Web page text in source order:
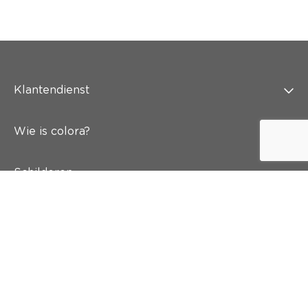
Klantendienst
Wie is colora?
Schilderen